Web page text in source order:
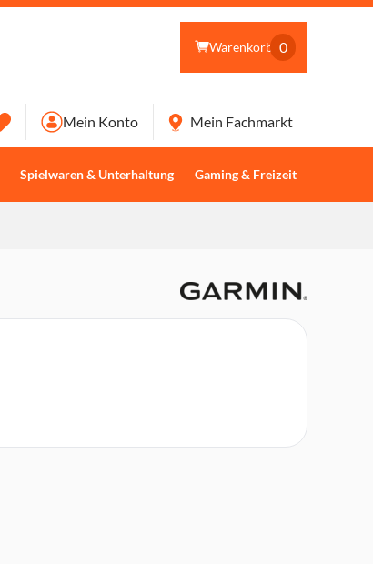
Warenkorb 0
Spielwaren & Unterhaltung Gaming & Freizeit
Mein Konto Mein Fachmarkt